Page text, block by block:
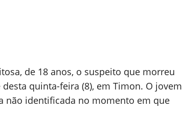
de 18 anos, o suspeito que morreu
quinta-feira (8), em Timon. O jovem
não identificada no momento em que